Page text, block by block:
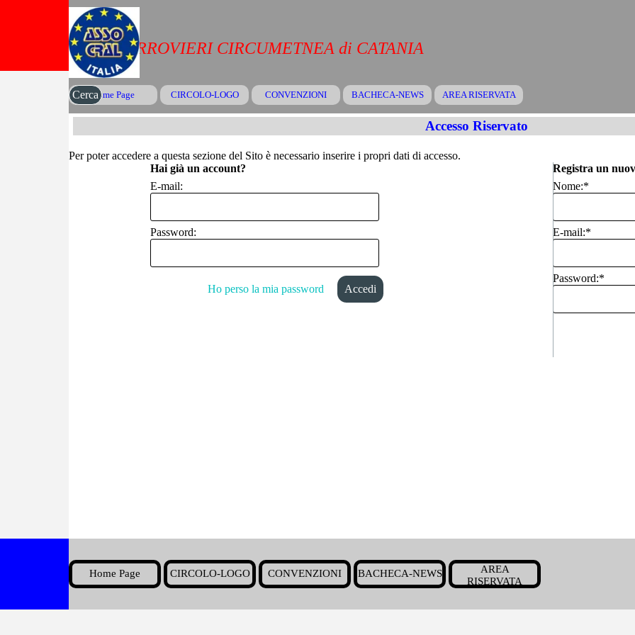
Vai ai contenuti
Salta menù
Home Page CIRCOLO-LOGO ▼
CONVENZIONI ▼
BACHECA-NEWS ▼
AREA RISERVATA
CRAL FERROVIERI CIRCUMETNEA di CATANIA
Cerca
Accesso Riservato
Per poter accedere a questa sezione del Sito è necessario inserire i propri dati di accesso.
Hai già un account?
E-mail:
Password:
Ho perso la mia password
Registra un
Nome:*
E-mail:*
Password:*
Salta menù
Home Page CIRCOLO-LOGO ▼
CONVENZIONI ▼
BACHECA-NEWS ▼
AREA
RISERVATA